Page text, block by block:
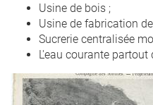
Usine de bois ;
Usine de fabrication
Sucrerie centralisée
L'eau courante partout